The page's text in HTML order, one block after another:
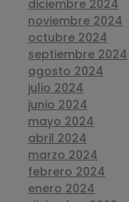
diciembre 2024
noviembre 2024
octubre 2024
septiembre 2024
agosto 2024
julio 2024
junio 2024
mayo 2024
abril 2024
marzo 2024
febrero 2024
enero 2024